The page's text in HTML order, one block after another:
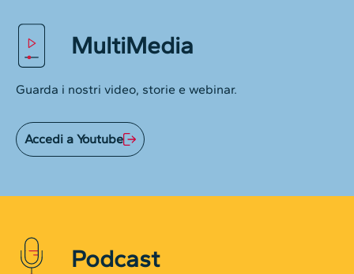
MultiMedia
Guarda i nostri video, storie e webinar.
Accedi a Youtube
Podcast